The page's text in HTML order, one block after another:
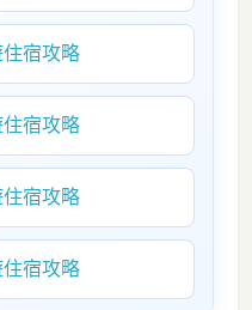
宿攻略
宿攻略
宿攻略
宿攻略